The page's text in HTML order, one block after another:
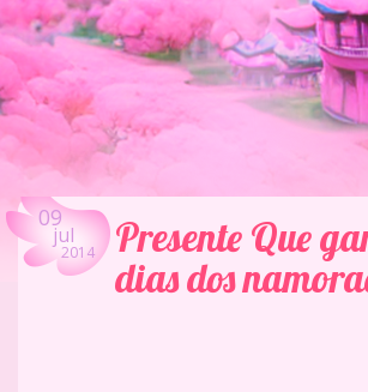
09jul
2014
Presente Que
dias dos